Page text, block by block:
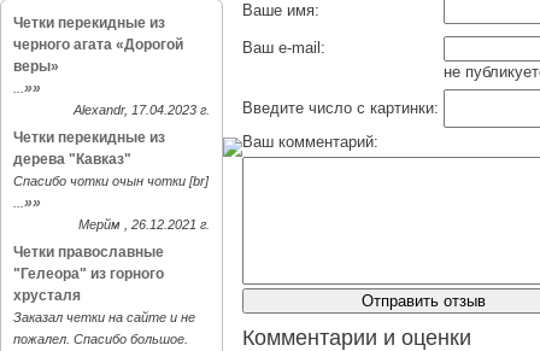
Четки перекидные из
черного агата «Дорогой
веры»
»»
Alexandr, 17.04.2023 г.
Четки перекидные из
дерева "Кавказ"
Спасибо чотки очын чотки [br]
»»
Мерйм , 26.12.2021 г.
Четки православные
"Гелеора" из горного
хрусталя
Заказал четки на сайте и не
пожалел. Спасибо большое.
Ваше имя:
Ваш e-mail:
не
Введите число с картинки:
Ваш комментарий:
Комментарии и оценки